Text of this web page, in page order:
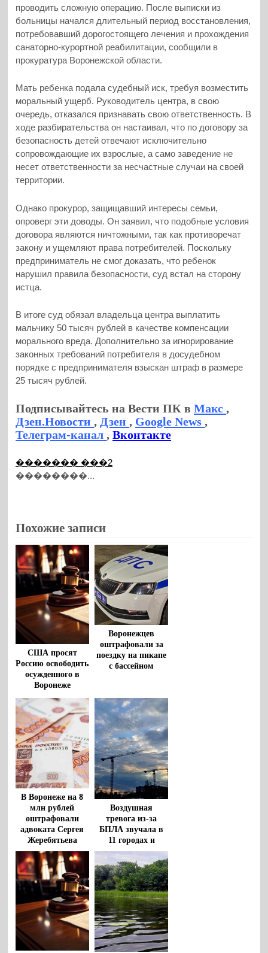
проводить сложную операцию. После выписки из
больницы начался длительный период восстановления,
потребовавший дорогостоящего лечения и прохождения
санаторно-курортной реабилитации, сообщили в
прокуратура Воронежской области.
Мать ребенка подала судебный иск, требуя возместить
моральный ущерб. Руководитель центра, в свою
очередь, отказался признавать свою ответственность. В
ходе разбирательства он настаивал, что по договору за
безопасность детей отвечают исключительно
сопровождающие их взрослые, а само заведение не
несет ответственности за несчастные случаи на своей
территории.
Однако прокурор, защищавший интересы семьи,
опроверг эти доводы. Он заявил, что подобные условия
договора являются ничтожными, так как противоречат
закону и ущемляют права потребителей. Поскольку
предприниматель не смог доказать, что ребенок
нарушил правила безопасности, суд встал на сторону
истца.
В итоге суд обязал владельца центра выплатить
мальчику 50 тысяч рублей в качестве компенсации
морального вреда. Дополнительно за игнорирование
законных требований потребителя в досудебном
порядке с предпринимателя взыскан штраф в размере
25 тысяч рублей.
Подписывайтесь на Вести ПК вМакс,
Дзен.Новости,Дзен, Google News,
Телеграм-канал,Вконтакте
������� ���2
��������...
Похожие записи
США просят
Россию освободить
осужденного в
Воронеже
американца
Роберта Гилмана
Воронежцев
оштрафовали за
поездку на пикапе
с бассейном
В Воронеже на 8
млн рублей
оштрафовали
адвоката Сергея
Жеребятьева
Воздушная
тревога из-за
БПЛА звучала в
11 городах и
районах
Воронежской
области